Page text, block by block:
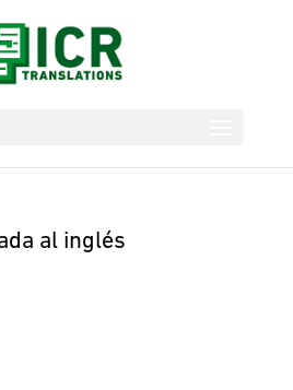
al inglés